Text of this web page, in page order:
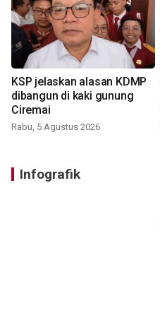
KSP jelaskan alasan KDMP
dibangun di kaki gunung
Ciremai
Rabu, 5 Agustus 2026
Infografik